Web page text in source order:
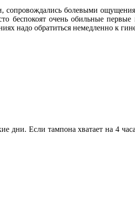
болевыми
беспокоят очень обильные первые
надо обратиться немедленно к
дни. Если тампона хватает на 4